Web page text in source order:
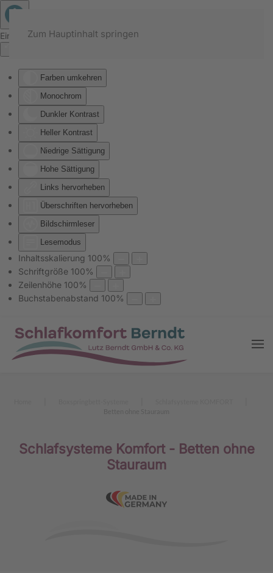
Eingabehilfen öffnen
Farben umkehren
Monochrom
Dunkler Kontrast
Heller Kontrast
Niedrige Sättigung
Hohe Sättigung
Links hervorheben
Überschriften hervorheben
Bildschirmleser
Lesemodus
Inhaltsskalierung 100%
Schriftgröße 100%
Zeilenhöhe 100%
Buchstabenabstand 100%
Zum Hauptinhalt springen
Schlafsysteme Komfort - Betten ohne
Stauraum